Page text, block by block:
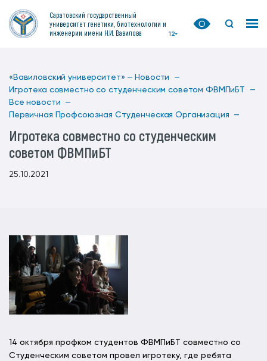
Саратовский государственный
университет генетики, биотехнологии и
инженерии имени Н.И. Вавилова
12+
«Вавиловский университет» — Новости —
Игротека совместно со студенческим советом ФВМПиБТ —
Все новости —
Первичная Профсоюзная Студенческая Организация —
Игротека совместно со студенческим
советом ФВМПиБТ
25.10.2021
14 октября профком студентов ФВМПиБТ совместно со
Студенческим советом провел игротеку, где ребята